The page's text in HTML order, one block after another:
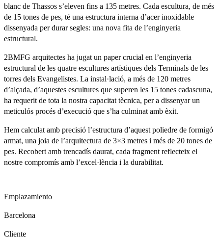
blanc de Thassos s’eleven fins a 135 metres. Cada escultura, de més
de 15 tones de pes, té una estructura interna d’acer inoxidable
dissenyada per durar segles: una nova fita de l’enginyeria
estructural.
2BMFG arquitectes ha jugat un paper crucial en l’enginyeria
estructural de les quatre escultures artístiques dels Terminals de les
torres dels Evangelistes. La instal·lació, a més de 120 metres
d’alçada, d’aquestes escultures que superen les 15 tones cadascuna,
ha requerit de tota la nostra capacitat tècnica, per a dissenyar un
meticulós procés d’execució que s’ha culminat amb èxit.
Hem calculat amb precisió l’estructura d’aquest poliedre de formigó
armat, una joia de l’arquitectura de 3×3 metres i més de 20 tones de
pes. Recobert amb trencadís daurat, cada fragment reflecteix el
nostre compromís amb l’excel·lència i la durabilitat.
Emplazamiento
Barcelona
Cliente